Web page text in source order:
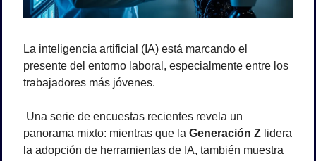
La inteligencia artificial (IA) está marcando el
presente del entorno laboral, especialmente entre los
trabajadores más jóvenes.
panorama mixto: mientras que la Generación Z lidera
la adopción de herramientas de IA, también muestra